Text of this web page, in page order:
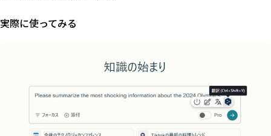
実際に使ってみる